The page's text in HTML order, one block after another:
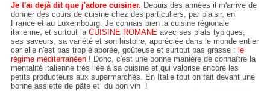
Je t'ai dejà dit que j'adore cuisiner. Depuis des années il m'arrive de
donner des cours de cuisine chez des particuliers, par plaisir, en
France et au Luxembourg. Je connais bien la cuisine régionale
italienne, et surtout la CUISINE ROMANEavec ses plats typiques,
ses saveurs, sa variété et son histoire, appréciée dans le monde entier
car elle n'est pas trop élaborée, goûteuse et surtout pas grasse : le
régime méditerranéen! Donc, c'est une bonne manière de connaître la
mentalité italienne très liée à sa cuisine et qui valorise encore les
petits producteurs aux supermarchés. En Italie tout on fait devant une
bonne assiette de pâte et du bon vin !